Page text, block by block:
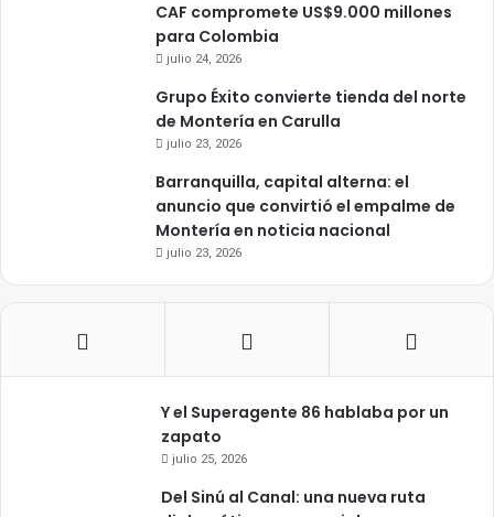
CAF compromete US$9.000 millones
para Colombia
julio 24, 2026
Grupo Éxito convierte tienda del norte
de Montería en Carulla
julio 23, 2026
Barranquilla, capital alterna: el
anuncio que convirtió el empalme de
Montería en noticia nacional
julio 23, 2026
Y el Superagente 86 hablaba por un
zapato
julio 25, 2026
Del Sinú al Canal: una nueva ruta